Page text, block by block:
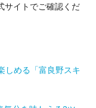
サイトでご確認くだ
しめる「富良野スキ